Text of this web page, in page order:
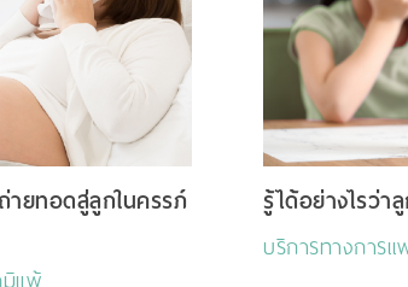
ยทอดสู่ลูกในครรภ์
รู้ได้อย่างไรว่
บริการทางการ